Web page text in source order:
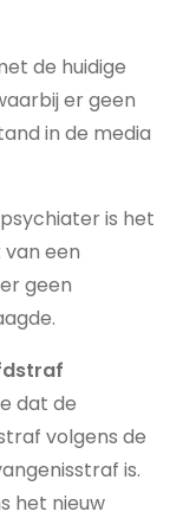
de huidige
er geen
in de media
is het
een
geen
dat de
volgens de
is.
het nieuw